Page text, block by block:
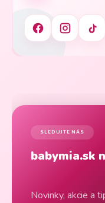
SLEDUJTE NÁS
babymia.sk
Novinky, akcie a